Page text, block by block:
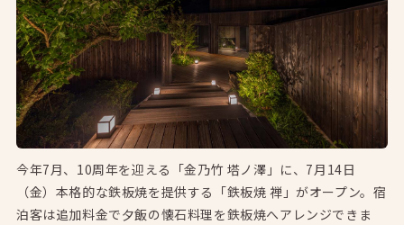
今年7月、10周年を迎える「金乃竹 塔ノ澤」に、7月14日
（金）本格的な鉄板焼を提供する「鉄板焼 禅」がオープン。宿
泊客は追加料金で夕飯の懐石料理を鉄板焼へアレンジできま